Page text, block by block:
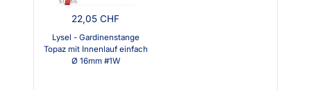
22,05 CHF
Lysel - Gardinenstange
Topaz mit Innenlauf einfach
Ø 16mm #1W